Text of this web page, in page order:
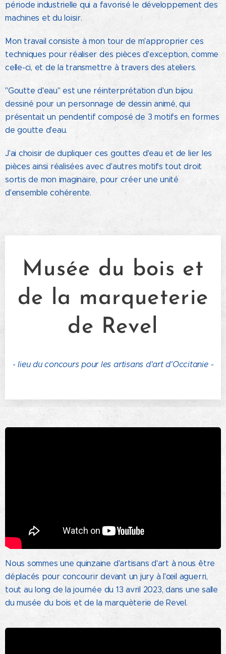
période industrielle qui a favorisé le développement des
machines et du loisir.
Mon travail consiste à mon tour de m'approprier ces
techniques pour réaliser des pièces d'exception, comme
celle-ci, et de la transmettre à travers des ateliers.
"Goutte d'eau" est une réinterprétation d'un bijou
dessiné pour un personnage de dessin animé, qui
présentait un pendentif composé de 3 motifs en formes
de goutte d'eau.
J'ai choisir de dupliquer ces gouttes d'eau et de lier les
pièces ainsi réalisées avec d'autres motifs tout droit
sortis de mon imaginaire, pour créer une unité
d'ensemble cohérente.
Musée du bois et
de la marqueterie
de Revel
- lieu du concours pour les artisans d'art d'Occitanie -
Nous sommes une quinzaine d'artisans d'art à nous être
déplacés pour concourir devant un jury à l'œil aguerri,
tout au long de la journée du 13 avril 2023, dans une salle
du musée du bois et de la marquèterie de Revel.